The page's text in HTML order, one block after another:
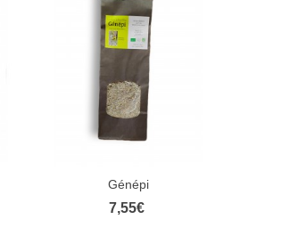
Aperçu rapide
Génépi
7,55€